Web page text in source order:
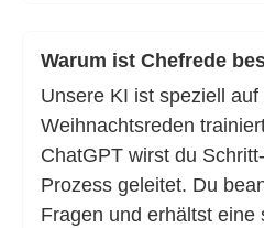
Warum ist Chefrede
Unsere KI ist speziell auf
Weihnachtsreden
ChatGPT wirst du
Prozess geleitet. Du
Fragen und erhältst eine